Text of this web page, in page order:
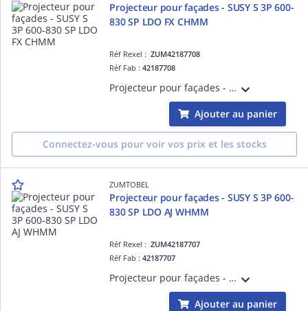
Projecteur pour façades - SUSY S 3P 600-
830 SP LDO FX CHMM
Réf Rexel :ZUM42187708
Réf Fab :42187708
Projecteur pour façades - SUSY S 3P 600-830 SP LDO FX CHMM - Projecteur LED pour éclairage de mise en valeur ¿ 630 lm ¿ 9W ¿ 30° ¿ 3000K ¿ Ra>80 ¿ IP68 ¿ version DALI
Ajouter au panier
Connectez-vous pour voir vos prix et les stocks
ZUMTOBEL
Projecteur pour façades - SUSY S 3P 600-
830 SP LDO AJ WHMM
Réf Rexel :ZUM42187707
Réf Fab :42187707
Projecteur pour façades - SUSY S 3P 600-830 SP LDO AJ WHMM - Projecteur LED pour éclairage de mise en valeur ¿ 663 lm ¿ 9W ¿ 30° ¿ 3000K ¿ Ra>80 ¿ IP68 ¿ version DALI
Ajouter au panier